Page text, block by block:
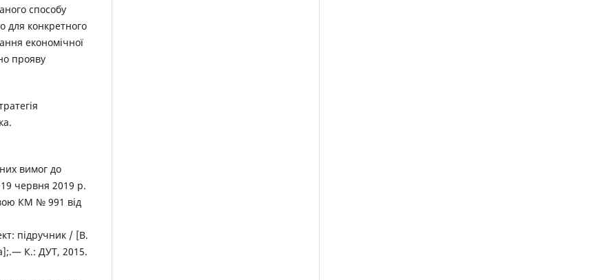
способу
для конкретного
економічної
прояву
вимог до
19 червня 2019 р.
КМ № 991 від
підручник / [В.
К.: ДУТ, 2015.